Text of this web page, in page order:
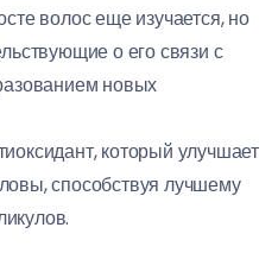
волос еще изучается, но
о его связи с
новых
который улучшает
способствуя лучшему